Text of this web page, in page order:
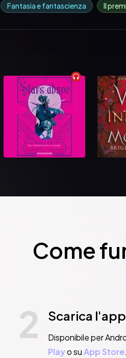
Fantasia e fantascienza Il
Come
2 Scarica
Disponibile per
Playo suApp Store.